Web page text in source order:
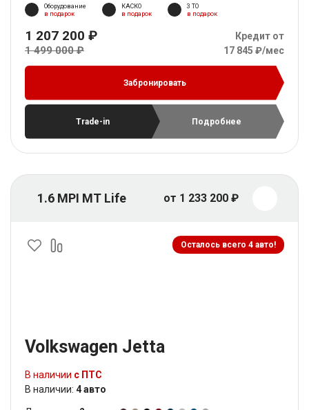
Оборудование
в подарок
КАСКО
в подарок
3 ТО
в подарок
1 207 200 ₽
1 499 000 ₽
Кредит от
17 845 ₽/мес
Забронировать
Trade-in Подробнее
1.6 MPI MT Life от 1 233 200 ₽
Осталось всего 4 авто!
Volkswagen Jetta
В наличии с ПТС
В наличии: 4 авто